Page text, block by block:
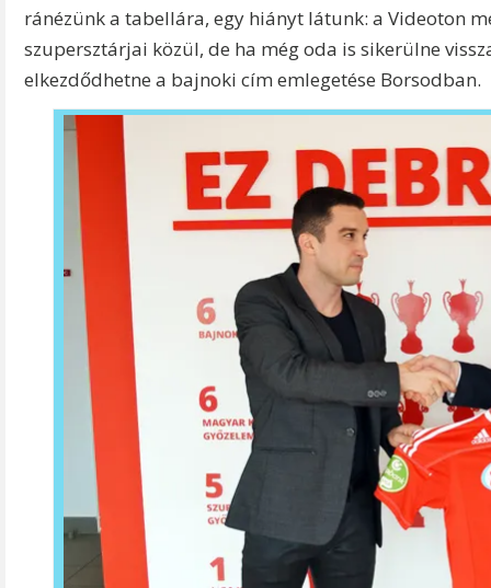
ránézünk a tabellára, egy hiányt látunk: a Videoton
szupersztárjai közül, de ha még oda is sikerülne
elkezdődhetne a bajnoki cím emlegetése Borsodban.